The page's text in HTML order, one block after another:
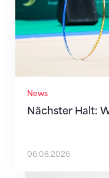
News
Nächster Halt:
06.08.2026